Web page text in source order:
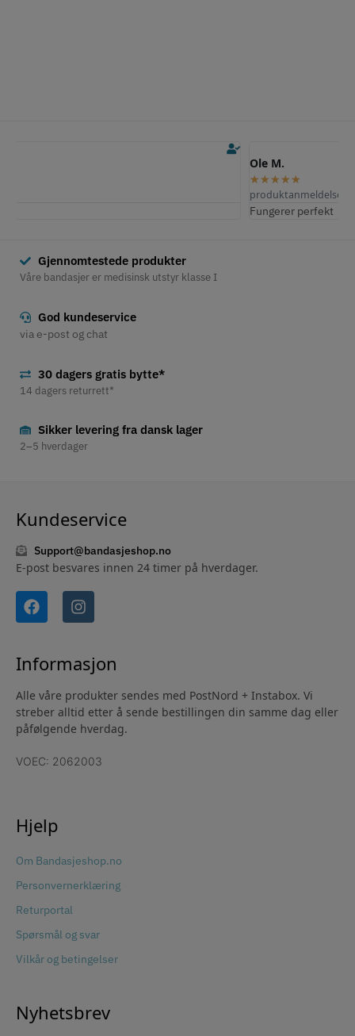
Gjennomtestede produkter
Våre bandasjer er medisinsk utstyr klasse I
God kundeservice
via e-post og chat
30 dagers gratis bytte*
14 dagers returrett*
Sikker levering fra dansk lager
2–5 hverdager
Kundeservice
Support@bandasjeshop.no
E-post besvares innen 24 timer på hverdager.
Informasjon
Alle våre produkter sendes med PostNord + Instabox. Vi
streber alltid etter å sende bestillingen din samme dag eller
påfølgende hverdag.
VOEC: 2062003
Hjelp
Om Bandasjeshop.no
Personvernerklæring
Returportal
Spørsmål og svar
Vilkår og betingelser
Nyhetsbrev